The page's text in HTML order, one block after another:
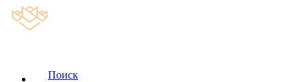
Поиск